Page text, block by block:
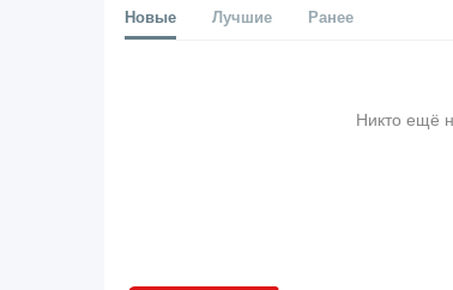
Новые Лучшие Ранее
Никто ещё